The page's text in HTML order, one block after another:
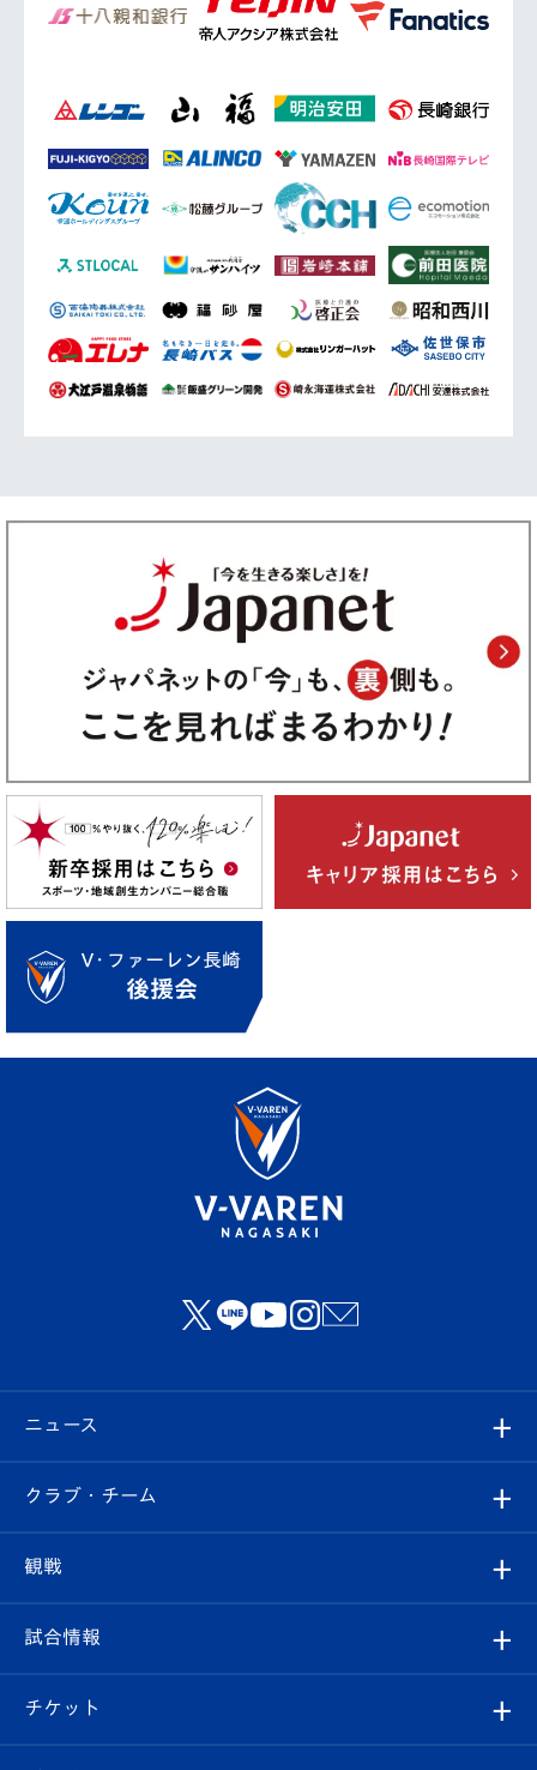
ニュース
すべて
クラブ
試合情報
クラブ・チーム
クラブ概要
エンブレム紹介
観戦
観戦ルール
はじめての観戦ガイド
試合情報
試合日程/結果
チケット